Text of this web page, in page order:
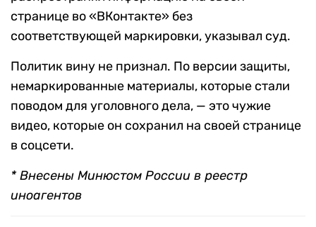
странице во «ВКонтакте» без
соответствующей маркировки, указывал суд.
Политик вину не признал. По версии защиты,
немаркированные материалы, которые стали
поводом для уголовного дела, — это чужие
видео, которые он сохранил на своей странице
в соцсети.
* Внесены Минюстом России в реестр
иноагентов